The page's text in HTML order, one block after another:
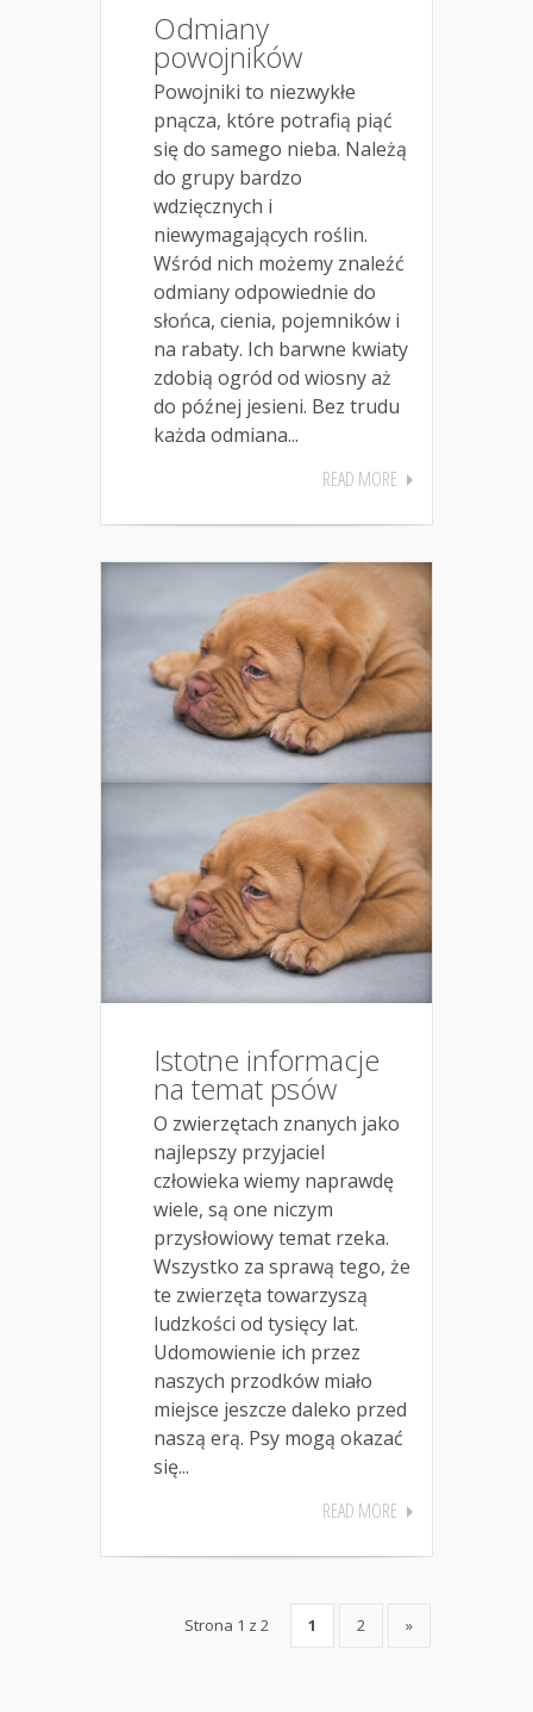
Odmiany
powojników
Powojniki to niezwykłe
pnącza, które potrafią piąć
się do samego nieba. Należą
do grupy bardzo
wdzięcznych i
niewymagających roślin.
Wśród nich możemy znaleźć
odmiany odpowiednie do
słońca, cienia, pojemników i
na rabaty. Ich barwne kwiaty
zdobią ogród od wiosny aż
do późnej jesieni. Bez trudu
każda odmiana...
READ MORE
Istotne informacje
na temat psów
O zwierzętach znanych jako
najlepszy przyjaciel
człowieka wiemy naprawdę
wiele, są one niczym
przysłowiowy temat rzeka.
Wszystko za sprawą tego, że
te zwierzęta towarzyszą
ludzkości od tysięcy lat.
Udomowienie ich przez
naszych przodków miało
miejsce jeszcze daleko przed
naszą erą. Psy mogą okazać
się...
READ MORE
Strona 1 z 2 1 2 »